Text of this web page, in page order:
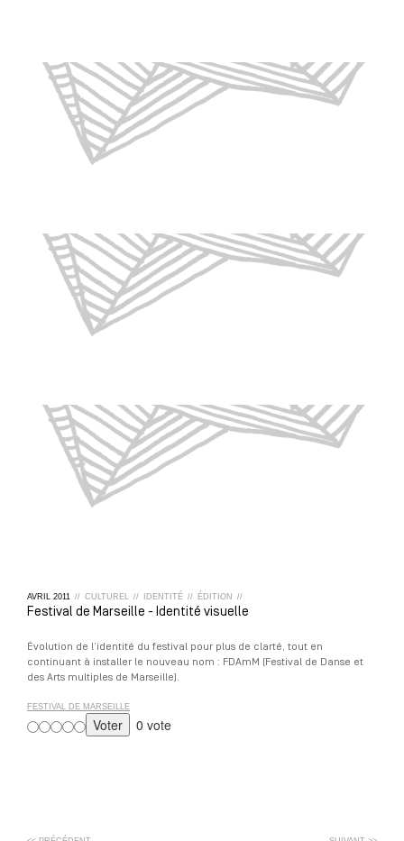
AVRIL 2011 // CULTUREL // IDENTITÉ // ÉDITION //
Festival de Marseille - Identité visuelle
Évolution de l’identité du festival pour plus de clarté, tout en
continuant à installer le nouveau nom : FDAmM (Festival de Danse et
des Arts multiples de Marseille).
FESTIVAL DE MARSEILLE
0 vote